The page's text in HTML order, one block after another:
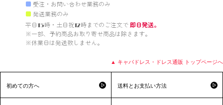
■ 受注・お問い合わせ業務のみ
■ 発送業務のみ
平日15時・土日祝12時までのご注文で 即日発送。
※一部、予約商品お取り寄せ商品は除きます。
※休業日は発送致しません。
▲ キャバドレス・ドレス通販 トップページへ
初めての方へ 送料とお支払い方法